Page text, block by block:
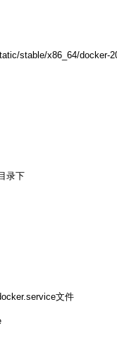
stable/x86_64/docker-
录下
文件